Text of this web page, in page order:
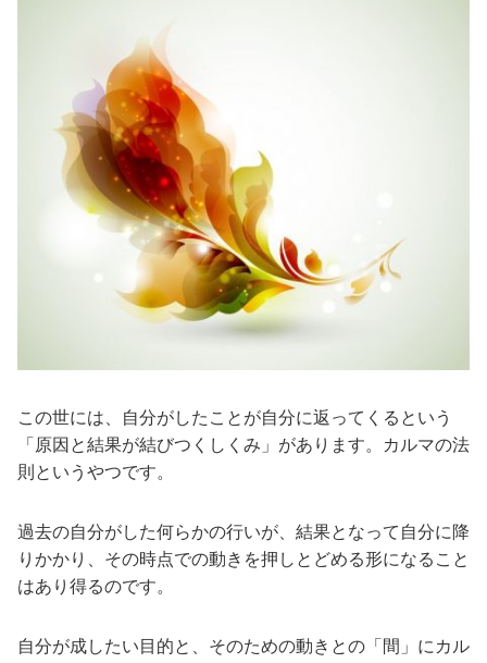
この世には、自分がしたことが自分に返ってくるという
「原因と結果が結びつくしくみ」があります。カルマの法
則というやつです。
過去の自分がした何らかの行いが、結果となって自分に降
りかかり、その時点での動きを押しとどめる形になること
はあり得るのです。
自分が成したい目的と、そのための動きとの「間」にカル